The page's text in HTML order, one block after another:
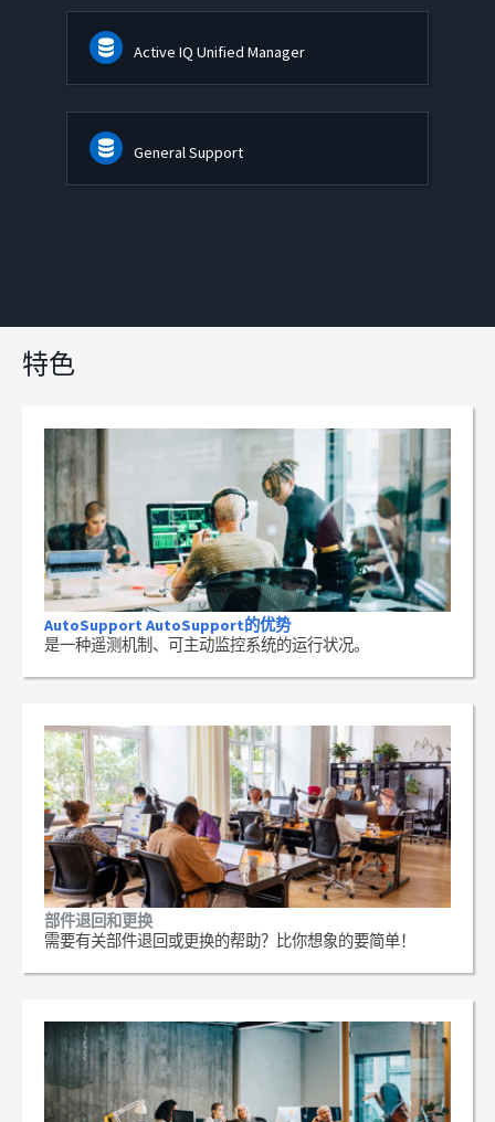
Active IQ Unified Manager
General Support
特色
AutoSupport AutoSupport的优势
是一种遥测机制、可主动监控系统的运行状况。
部件退回和更换
需要有关部件退回或更换的帮助？比你想象的要简单！